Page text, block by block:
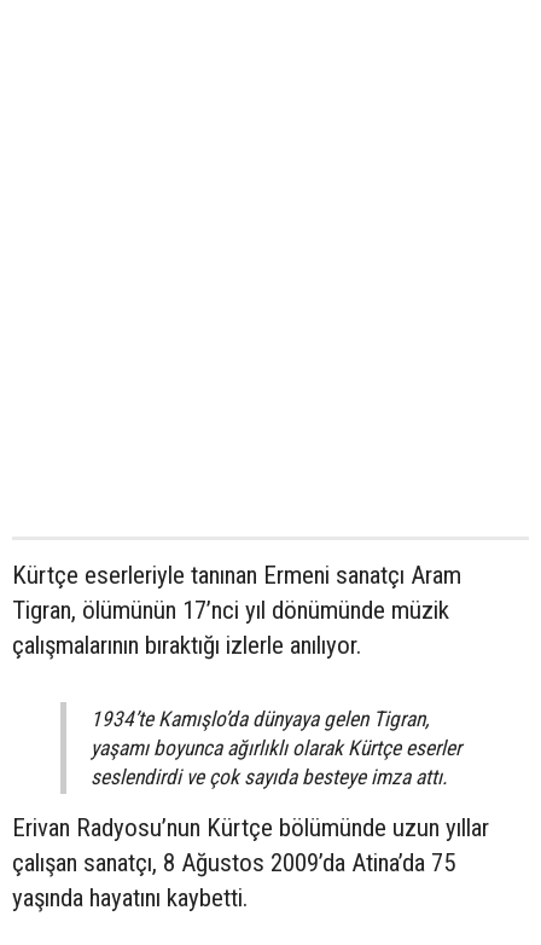
Kürtçe eserleriyle tanınan Ermeni sanatçı Aram
Tigran, ölümünün 17’nci yıl dönümünde müzik
çalışmalarının bıraktığı izlerle anılıyor.
1934’te Kamışlo’da dünyaya gelen Tigran,
yaşamı boyunca ağırlıklı olarak Kürtçe eserler
seslendirdi ve çok sayıda besteye imza attı.
Erivan Radyosu’nun Kürtçe bölümünde uzun yıllar
çalışan sanatçı, 8 Ağustos 2009’da Atina’da 75
yaşında hayatını kaybetti.